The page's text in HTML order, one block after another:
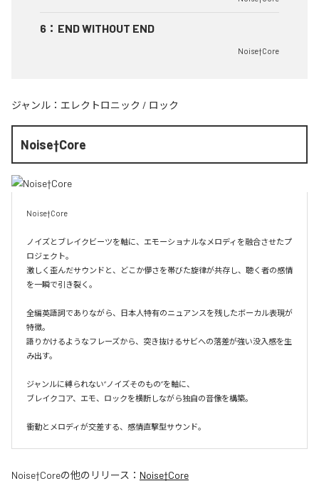
6 ： END WITHOUT END
Noise†Core
ジャンル： エレクトロニック / ロック
Noise†Core
Noise†Core
ノイズとブレイクビーツを軸に、エモーショナルなメロディを融合させたプ
ロジェクト。
激しく歪んだサウンドと、どこか儚さを帯びた旋律が共存し、聴く者の感情
を一瞬で引き裂く。
全編英語詞でありながら、日本人特有のニュアンスを残したボーカル表現が
特徴。
語りかけるようなフレーズから、突き抜けるサビへの落差が強い没入感を生
み出す。
ジャンルに縛られない“ノイズそのもの”を軸に、
ブレイクコア、エモ、ロックを横断しながら独自の音像を構築。
衝動とメロディが交差する、感情直撃型サウンド。
Noise†Coreの他のリリース： Noise†Core